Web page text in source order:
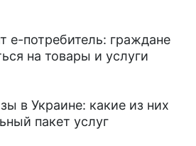
е-потребитель: граждане
на товары и услуги
в Украине: какие из них
пакет услуг